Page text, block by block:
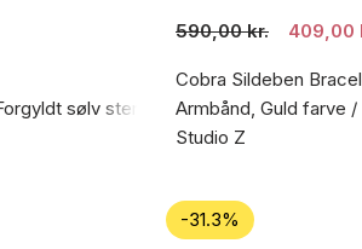
sølv sterling 925
590,00 kr. 409,00
Cobra Sildeben
Armbånd, Guld farve
Studio Z
-31.3%